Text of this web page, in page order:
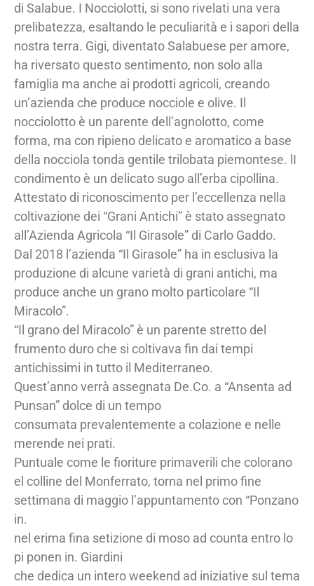
di Salabue. I Nocciolotti, si sono rivelati una vera
prelibatezza, esaltando le peculiarità e i sapori della
nostra terra. Gigi, diventato Salabuese per amore,
ha riversato questo sentimento, non solo alla
famiglia ma anche ai prodotti agricoli, creando
un’azienda che produce nocciole e olive. Il
nocciolotto è un parente dell’agnolotto, come
forma, ma con ripieno delicato e aromatico a base
della nocciola tonda gentile trilobata piemontese. lI
condimento è un delicato sugo all’erba cipollina.
Attestato di riconoscimento per l’eccellenza nella
coltivazione dei “Grani Antichi” è stato assegnato
all’Azienda Agricola “Il Girasole” di Carlo Gaddo.
Dal 2018 l’azienda “Il Girasole” ha in esclusiva la
produzione di alcune varietà di grani antichi, ma
produce anche un grano molto particolare “Il
Miracolo”.
“Il grano del Miracolo” è un parente stretto del
frumento duro che si coltivava fin dai tempi
antichissimi in tutto il Mediterraneo.
Quest’anno verrà assegnata De.Co. a “Ansenta ad
Punsan” dolce di un tempo
consumata prevalentemente a colazione e nelle
merende nei prati.
Puntuale come le fioriture primaverili che colorano
el colline del Monferrato, torna nel primo fine
settimana di maggio l’appuntamento con “Ponzano
in.
nel erima fina setizione di moso ad counta entro lo
pi ponen in. Giardini
che dedica un intero weekend ad iniziative sul tema